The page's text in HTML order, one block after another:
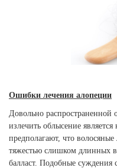
Ошибки лечения алопеции
Довольно распространенной
излечить облысение
предполагают, что
тяжестью слишком длинных
балласт. Подобные суждения